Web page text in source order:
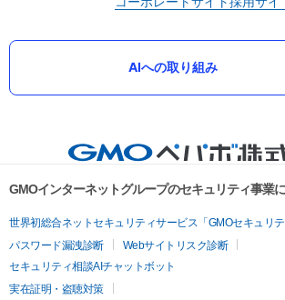
AIへの取り組み
GMOインターネットグループのセキュリティ事業
世界初総合ネットセキュリティサービス「GMOセキュリテ
パスワード漏洩診断
Webサイトリスク診断
セキュリティ相談AIチャットボット
実在証明・盗聴対策